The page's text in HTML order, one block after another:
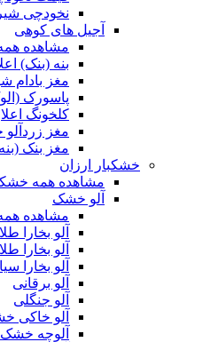
نخودچی
آجیل های کوهی
مشاهده
بنه (بنک)
مغز بادام
پاسورک
کلخونگ اعلا
مغز
مغز بنک
خشکبار ارزان
مشاهده همه
آلو خشک
مشاهده
آلو بخارا
آلو بخارا
آلو بخارا
آلو برقانی
آلو جنگلی
آلو خاکی
آلوچه